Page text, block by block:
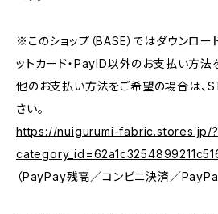
※このショップ（BASE）ではダウンロ
ットカード・PayID以外のお支払い方法
他のお支払い方法をご希望の場合は、
さい。
https://nuigurumi-fabric.stores.jp/?
（PayPay残高／コンビニ決済／